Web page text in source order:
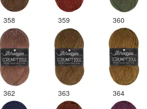
358 359 360
362 363 364